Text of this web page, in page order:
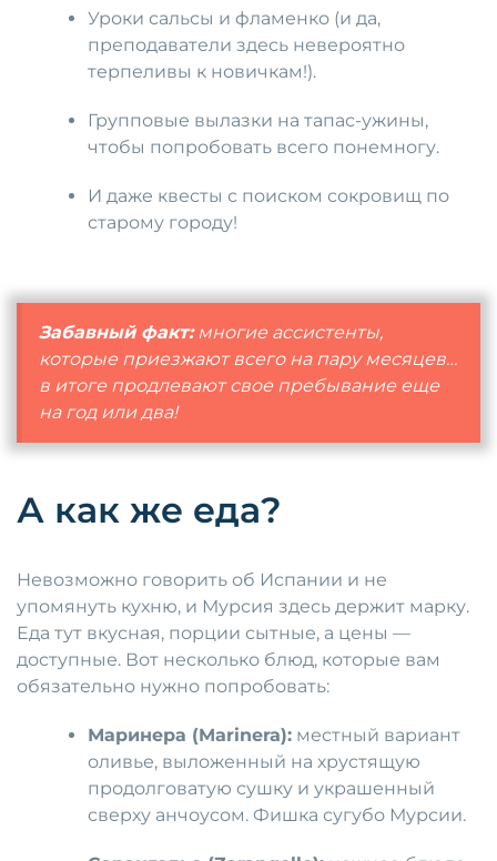
Уроки сальсы и фламенко (и да,
преподаватели здесь невероятно
терпеливы к новичкам!).
Групповые вылазки на тапас-ужины,
чтобы попробовать всего понемногу.
И даже квесты с поиском сокровищ по
старому городу!
Забавный факт:многие ассистенты,
которые приезжают всего на пару месяцев…
в итоге продлевают свое пребывание еще
на год или два!
А как же еда?
Невозможно говорить об Испании и не
упомянуть кухню, и Мурсия здесь держит марку.
Еда тут вкусная, порции сытные, а цены —
доступные. Вот несколько блюд, которые вам
обязательно нужно попробовать:
Маринера (Marinera): местный вариант
оливье, выложенный на хрустящую
продолговатую сушку и украшенный
сверху анчоусом. Фишка сугубо Мурсии.